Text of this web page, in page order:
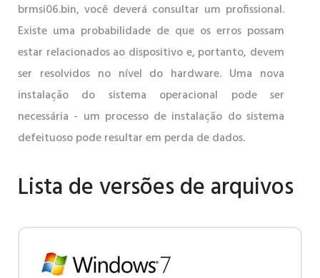
brmsi06.bin, você deverá consultar um profissional.
Existe uma probabilidade de que os erros possam
estar relacionados ao dispositivo e, portanto, devem
ser resolvidos no nível do hardware. Uma nova
instalação do sistema operacional pode ser
necessária - um processo de instalação do sistema
defeituoso pode resultar em perda de dados.
Lista de versões de arquivos